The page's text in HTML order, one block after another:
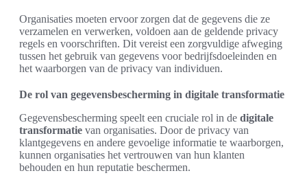
Organisaties moeten ervoor zorgen dat de gegevens die ze
verzamelen en verwerken, voldoen aan de geldende privacy
regels en voorschriften. Dit vereist een zorgvuldige afweging
tussen het gebruik van gegevens voor bedrijfsdoeleinden en
het waarborgen van de privacy van individuen.
De rol van gegevensbescherming in digitale transformatie
Gegevensbescherming speelt een cruciale rol in de digitale
transformatie van organisaties. Door de privacy van
klantgegevens en andere gevoelige informatie te waarborgen,
kunnen organisaties het vertrouwen van hun klanten
behouden en hun reputatie beschermen.